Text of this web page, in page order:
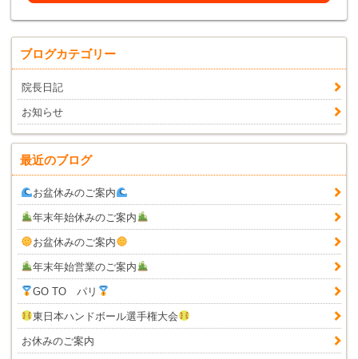
ブログカテゴリー
院長日記
お知らせ
最近のブログ
お盆休みのご案内
年末年始休みのご案内
お盆休みのご案内
年末年始営業のご案内
GO TO パリ
東日本ハンドボール選手権大会
お休みのご案内